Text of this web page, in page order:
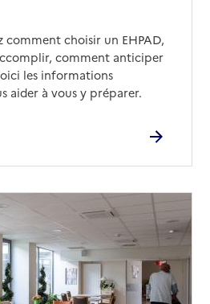
comment choisir un EHPAD,
comment anticiper
les informations
aider à vous y préparer.